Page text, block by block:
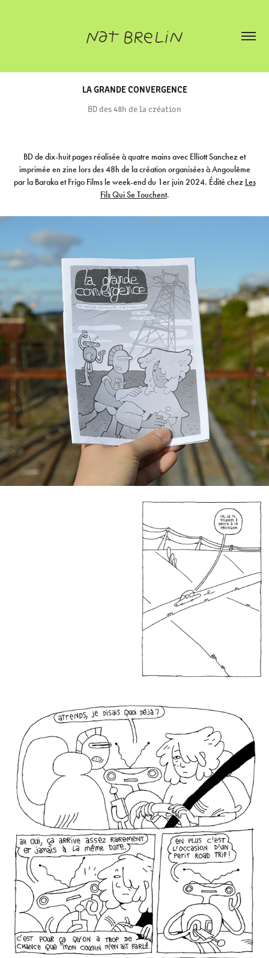
LA GRANDE CONVERGENCE
BD des 48h de la création
BD de dix-huit pages réalisée à quatre mains avec Elliott Sanchez et
imprimée en zine lors des 48h de la création organisées à Angoulême
par la Baraka et Frigo Films le week-end du 1er juin 2024. Édité chez Les
Fils Qui Se Touchent.